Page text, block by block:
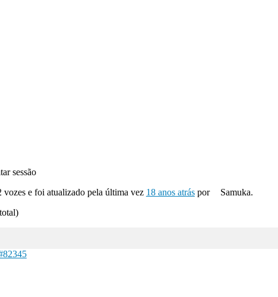
sessão
vozes e foi atualizado pela última vez 18 anos atráspor
Samuka.